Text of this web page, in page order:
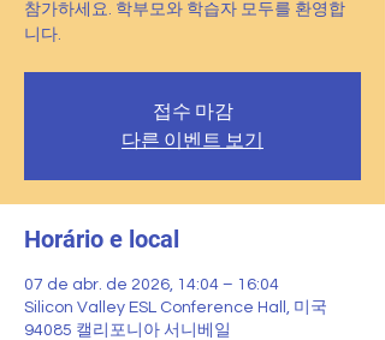
참가하세요. 학부모와 학습자 모두를 환영합
니다.
접수 마감
다른 이벤트 보기
Horário e local
07 de abr. de 2026, 14:04 – 16:04
Silicon Valley ESL Conference Hall, 미국
94085 캘리포니아 서니베일